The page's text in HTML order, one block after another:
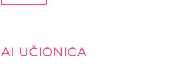
AI UČIONICA